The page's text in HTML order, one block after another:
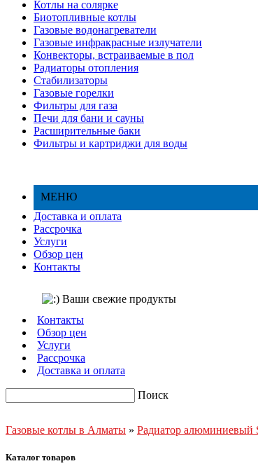
Котлы на солярке
Биотопливные котлы
Газовые водонагреватели
Газовые инфракрасные излучатели
Конвекторы, встраиваемые в пол
Радиаторы отопления
Стабилизаторы
Газовые горелки
Фильтры для газа
Печи для бани и сауны
Расширительные баки
Фильтры и картриджи для воды
МЕНЮ
Доставка и оплата
Рассрочка
Услуги
Обзор цен
Контакты
Контакты
Обзор цен
Услуги
Рассрочка
Доставка и оплата
Поиск
Газовые котлы в Алматы » Радиатор алюминиевый
Каталог товаров